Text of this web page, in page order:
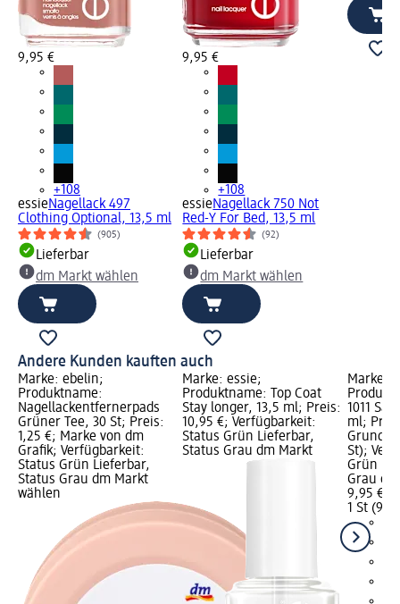
9,95 €
+108
essieNagellack 497
Clothing Optional, 13,5 ml
(905)
Lieferbar
dm Markt wählen
9,95 €
+108
essieNagellack 750 Not
Red-Y For Bed, 13,5 ml
(92)
Lieferbar
dm Markt wählen
Andere Kunden kauften auch
Marke: ebelin;
Produktname:
Nagellackentfernerpads
Grüner Tee, 30 St; Preis:
1,25 €; Marke von dm
Grafik; Verfügbarkeit:
Status Grün Lieferbar,
Status Grau dm Markt
wählen
Marke: essie;
Produktname: Top Coat
Stay longer, 13,5 ml; Preis:
10,95 €; Verfügbarkeit:
Status Grün Lieferbar,
Status Grau dm Markt
Marke:
1011
ml;
St);
Grün
Grau
9,95 €
1 St